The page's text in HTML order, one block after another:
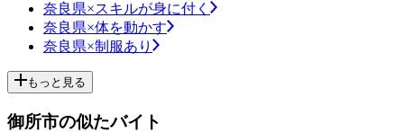
奈良県×スキルが身に付く
奈良県×体を動かす
奈良県×制服あり
もっと見る
御所市の似たバイト